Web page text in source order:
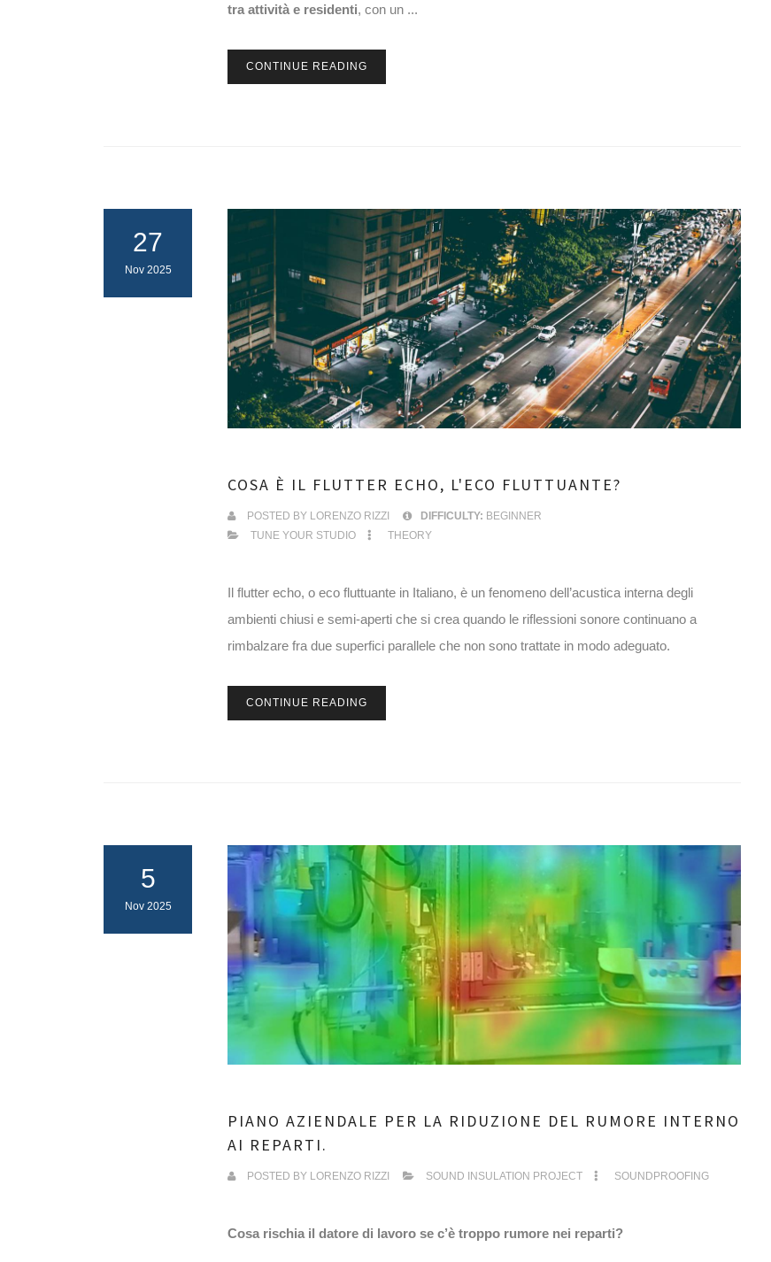
tra attività e residenti, con un ...
CONTINUE READING
27
Nov 2025
COSA È IL FLUTTER ECHO, L'ECO FLUTTUANTE?
POSTED BY LORENZO RIZZI DIFFICULTY: BEGINNER
TUNE YOUR STUDIO
THEORY
Il flutter echo, o eco fluttuante in Italiano, è un fenomeno dell’acustica interna degli
ambienti chiusi e semi-aperti che si crea quando le riflessioni sonore continuano a
rimbalzare fra due superfici parallele che non sono trattate in modo adeguato.
CONTINUE READING
5
Nov 2025
PIANO AZIENDALE PER LA RIDUZIONE DEL RUMORE INTERNO
AI REPARTI.
POSTED BY LORENZO RIZZI SOUND INSULATION PROJECT SOUNDPROOFING
Cosa rischia il datore di lavoro se c’è troppo rumore nei reparti?